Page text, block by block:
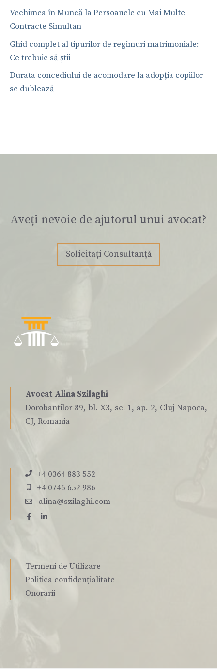
Vechimea în Muncă la Persoanele cu Mai Multe
Contracte Simultan
Ghid complet al tipurilor de regimuri matrimoniale:
Ce trebuie să știi
Durata concediului de acomodare la adopția copiilor
se dublează
Aveți nevoie de ajutorul unui avocat?
Solicitați Consultanță
Avocat Alina Szilaghi
Dorobantilor 89, bl. X3, sc. 1, ap. 2, Cluj Napoca,
CJ, Romania
+4 0364 883 552
+4 0746 652 986
alina@szilaghi.com
Termeni de Utilizare
Politica confidențialitate
Onorarii